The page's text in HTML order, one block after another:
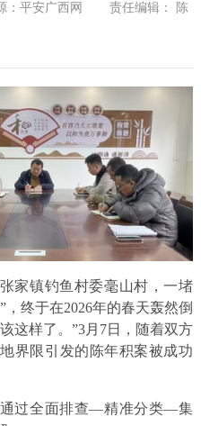
：平安广西网
责任编辑： 陈
家镇钓鱼村委毫山村，一堵
终于在2026年的春天轰然倒
这样了。”3月7日，随着双方
界限引发的陈年积案被成功
过全面排查—精准分类—集